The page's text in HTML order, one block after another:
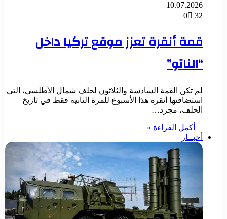
10.07.2026
0
32
قمة أنقرة تعزز موقع تركيا داخل
“الناتو”
لم تكن القمة السادسة والثلاثون لحلف شمال الأطلسي، التي
استضافتها أنقرة هذا الأسبوع للمرة الثانية فقط في تاريخ
الحلف، مجرد…
أكمل القراءة »
أخبــار